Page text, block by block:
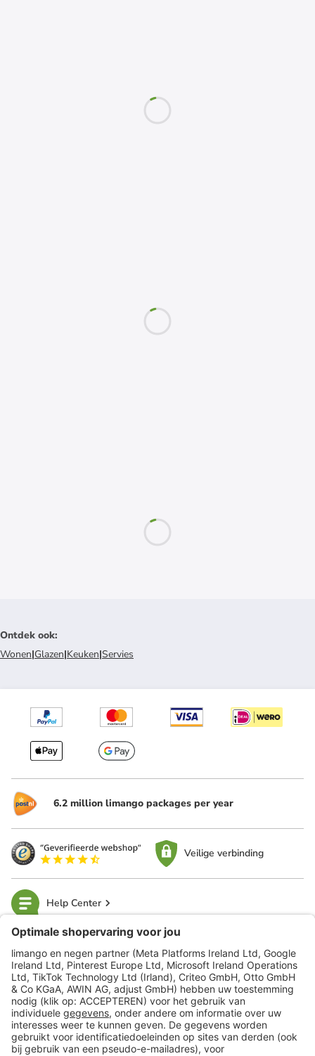
Ontdek ook:
Wonen|Glazen|Keuken|Servies
6.2 million limango packages per year
Veilige verbinding
Help Center
limango
Veilig winkelen
Klantenservice
Shop